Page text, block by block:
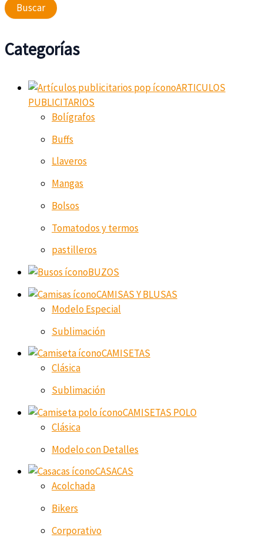
Buscar
Categorías
ARTICULOS
PUBLICITARIOS
Bolígrafos
Buffs
Llaveros
Mangas
Bolsos
Tomatodos y termos
pastilleros
BUZOS
CAMISAS Y BLUSAS
Modelo Especial
Sublimación
CAMISETAS
Clásica
Sublimación
CAMISETAS POLO
Clásica
Modelo con Detalles
CASACAS
Acolchada
Bikers
Corporativo